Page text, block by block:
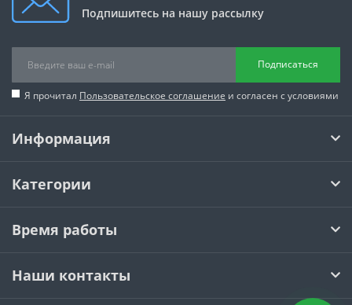
Подпишитесь на нашу рассылку
Подписаться
Я прочитал Пользовательское соглашение и согласен с условиями
Информация
Категории
Время работы
Наши контакты